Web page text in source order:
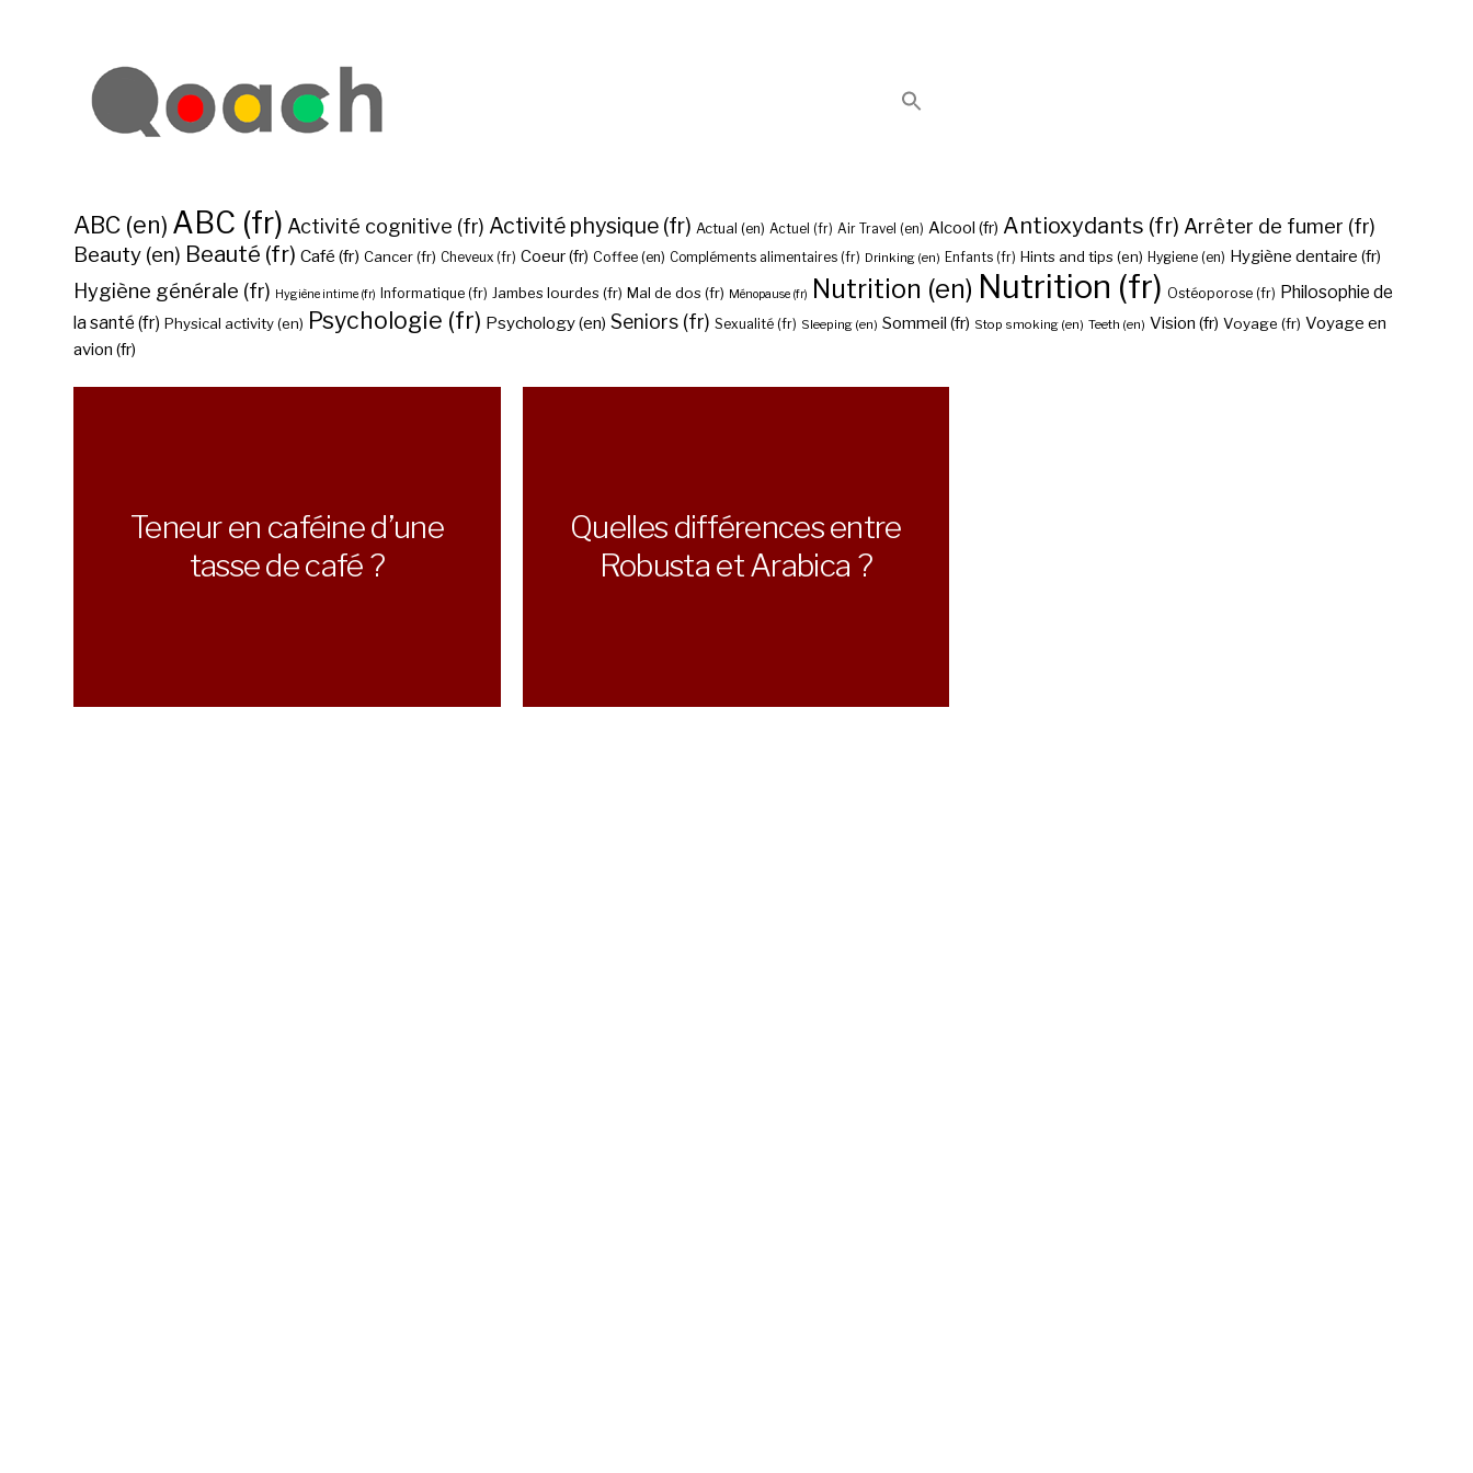
ABC (en) ABC (fr) Activité cognitive (fr) Activité physique (fr) Actual (en) Actuel (fr) Air Travel (en) Alcool (fr) Antioxydants (fr) Arrêter de fumer (fr)
Beauty (en) Beauté (fr) Café (fr) Cancer (fr) Cheveux (fr) Coeur (fr) Coffee (en) Compléments alimentaires (fr) Drinking (en) Enfants (fr) Hints and tips (en) Hygiene (en) Hygiène dentaire (fr)
Hygiène générale (fr) Hygiène intime (fr) Informatique (fr) Jambes lourdes (fr) Mal de dos (fr) Ménopause (fr) Nutrition (en) Nutrition (fr) Ostéoporose (fr) Philosophie de
la santé (fr) Physical activity (en) Psychologie (fr) Psychology (en) Seniors (fr) Sexualité (fr) Sleeping (en) Sommeil (fr) Stop smoking (en) Teeth (en) Vision (fr) Voyage (fr) Voyage en
avion (fr)
Teneur en caféine d’une
tasse de café ?
Quelles différences entre
Robusta et Arabica ?